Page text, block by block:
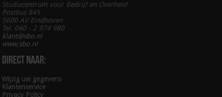
Studiecentrum voor Bedrijf en Overheid
Postbus 845
5600 AV Eindhoven
Tel. 040 - 2 974 980
klant@sbo.nl
www.sbo.nl
Direct naar:
Wijzig uw gegevens
Klantenservice
Privacy Policy